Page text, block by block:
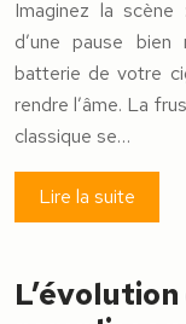
Imaginez la
d’une pause
batterie de votre
rendre l’âme. La
classique se…
Lire la suite